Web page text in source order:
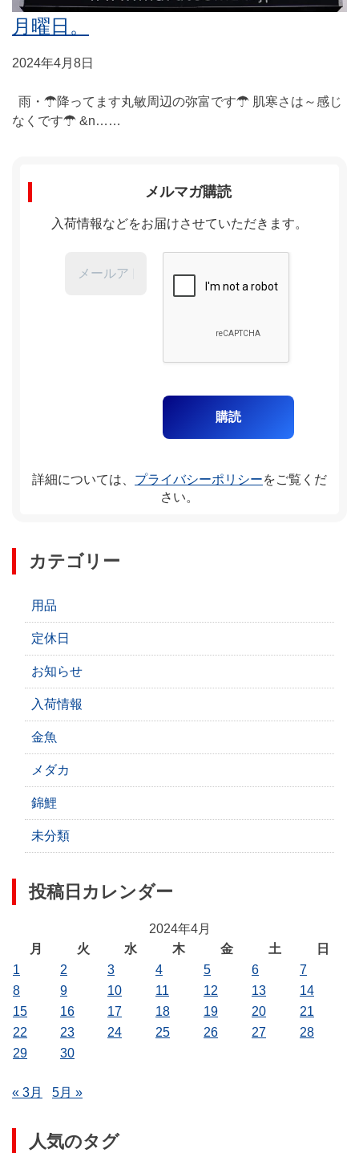
月曜日。
2024年4月8日
雨・☂降ってます丸敏周辺の弥富です☂ 肌寒さは～感じ
なくです☂ &n……
メルマガ購読
入荷情報などをお届けさせていただきます。
詳細については、 プライバシーポリシーをご覧くだ
さい。
カテゴリー
用品
定休日
お知らせ
入荷情報
金魚
メダカ
錦鯉
未分類
投稿日カレンダー
2024年4月
月
火 水 木 金 土
日
1
2 3 4 5 6
7
8
9 10 11 12 13
14
15
16 17 18 19 20
21
22
23 24 25 26 27
28
29
30
« 3月 5月 »
人気のタグ